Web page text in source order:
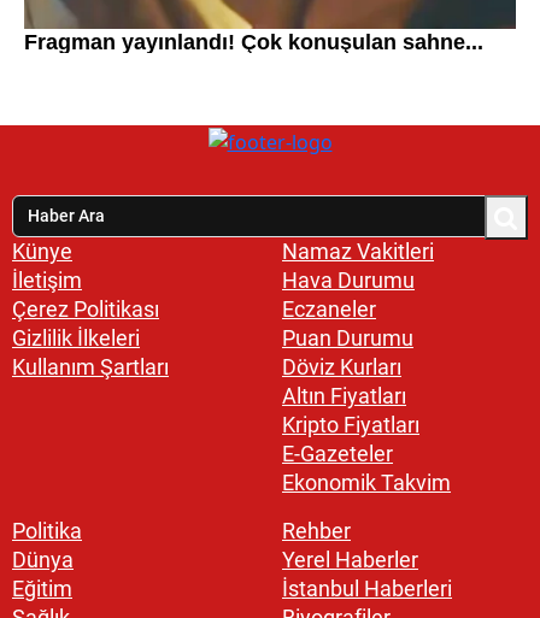
Künye
İletişim
Çerez Politikası
Gizlilik İlkeleri
Kullanım Şartları
Namaz Vakitleri
Hava Durumu
Eczaneler
Puan Durumu
Döviz Kurları
Altın Fiyatları
Kripto Fiyatları
E-Gazeteler
Ekonomik Takvim
Politika
Dünya
Eğitim
Rehber
Yerel Haberler
İstanbul Haberleri